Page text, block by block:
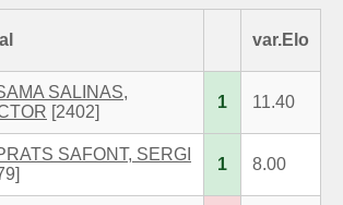
var.Elo
SALINAS,
[2402]
1 11.40
SAFONT, SERGI
1 8.00